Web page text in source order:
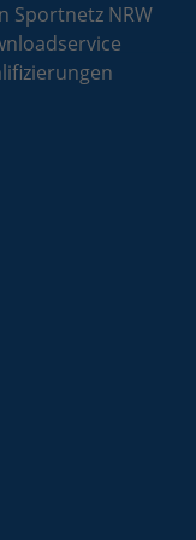
Sportnetz NRW
Sitzungsstatus zu